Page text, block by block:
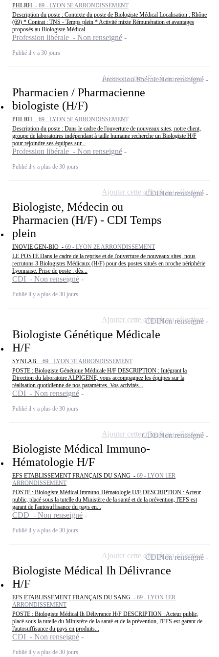
PHI-RH - 69 - LYON 5E ARRONDISSEMENT
Description du poste : Contexte du poste de Biologiste Médical Localisation : Rhône
(69) * Contrat : TNS - Temps plein * Activité mixte Rémunération et avantages
proposés au Biologiste Médical...
Profession libérale - Non renseigné
Publié il y a 30 jours
Pharmacien / Pharmacienne
biologiste (H/F)
PHI-RH - 69 - LYON 5E ARRONDISSEMENT
Description du poste : Dans le cadre de l'ouverture de nouveaux sites, notre client,
groupe de laboratoires indépendant à taille humaine recherche un Biologiste H/F
pour rejoindre ses équipes sur...
Profession libérale - Non renseigné
Publié il y a plus de 30 jours
Profession libéraleNon renseigné
Ajouter cette offre à ma sélection
Biologiste, Médecin ou
Pharmacien (H/F) - CDI Temps
plein
INOVIE GEN-BIO - 69 - LYON 2E ARRONDISSEMENT
LE POSTE Dans le cadre de la reprise et de l'ouverture de nouveaux sites, nous
recrutons 3 Biologistes Médicaux (H/F) pour des postes situés en proche périphérie
Lyonnaise. Prise de poste : dès...
CDI - Non renseigné
Publié il y a plus de 30 jours
CDINon renseigné
Ajouter cette offre à ma sélection
Biologiste Génétique Médicale
H/F
SYNLAB - 69 - LYON 7E ARRONDISSEMENT
POSTE : Biologiste Génétique Médicale H/F DESCRIPTION : Intégrant la
Direction du laboratoire ALPIGENE, vous accompagnez les équipes sur la
réalisation quotidienne de nos paramètres. Vos activités...
CDI - Non renseigné
Publié il y a plus de 30 jours
CDINon renseigné
Ajouter cette offre à ma sélection
Biologiste Médical Immuno-
Hématologie H/F
EFS ETABLISSEMENT FRANÇAIS DU SANG - 69 - LYON 1ER
ARRONDISSEMENT
POSTE : Biologiste Médical Immuno-Hématologie H/F DESCRIPTION : Acteur
public, placé sous la tutelle du Ministère de la santé et de la prévention, l'EFS est
garant de l'autosuffisance du pays en...
CDD - Non renseigné
Publié il y a plus de 30 jours
CDDNon renseigné
Ajouter cette offre à ma sélection
Biologiste Médical Ih Délivrance
H/F
EFS ETABLISSEMENT FRANÇAIS DU SANG - 69 - LYON 1ER
ARRONDISSEMENT
POSTE : Biologiste Médical Ih Délivrance H/F DESCRIPTION : Acteur public,
placé sous la tutelle du Ministère de la santé et de la prévention, l'EFS est garant de
l'autosuffisance du pays en produits...
CDI - Non renseigné
Publié il y a plus de 30 jours
CDINon renseigné
Ajouter cette offre à ma sélection